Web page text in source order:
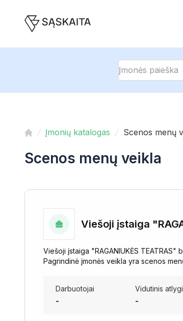
Įmonių katalogas Scenos menų
Scenos menų veikla
Viešoji įstaiga
Viešoji įstaiga "RAGANIUKĖS
Pagrindinė įmonės veikla yra scenos
Darbuotojai
-
Vidutinis
-